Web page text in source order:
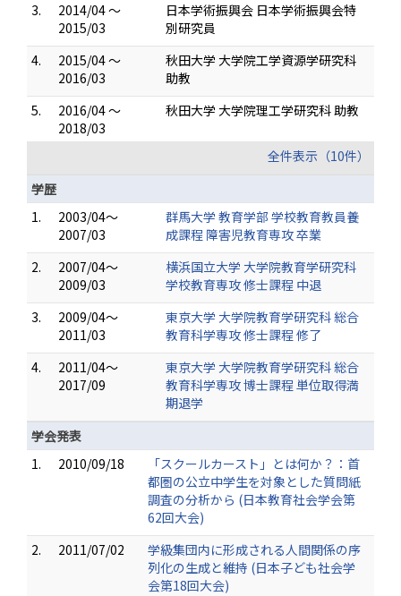
3.
2014/04 ～
2015/03
日本学術振興会 日本学術振興会特
別研究員
4.
2015/04 ～
2016/03
秋田大学 大学院工学資源学研究科
助教
5.
2016/04 ～
2018/03
秋田大学 大学院理工学研究科 助教
全件表示（10件）
学歴
1.
2003/04～
2007/03
群馬大学 教育学部 学校教育教員養
成課程 障害児教育専攻 卒業
2.
2007/04～
2009/03
横浜国立大学 大学院教育学研究科
学校教育専攻 修士課程 中退
3.
2009/04～
2011/03
東京大学 大学院教育学研究科 総合
教育科学専攻 修士課程 修了
4.
2011/04～
2017/09
東京大学 大学院教育学研究科 総合
教育科学専攻 博士課程 単位取得満
期退学
学会発表
1.
2010/09/18
「スクールカースト」とは何か？：首
都圏の公立中学生を対象とした質問紙
調査の分析から (日本教育社会学会第
62回大会)
2.
2011/07/02
学級集団内に形成される人間関係の序
列化の生成と維持 (日本子ども社会学
会第18回大会)